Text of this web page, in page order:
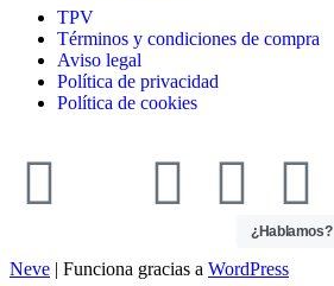
TPV
Términos y condiciones de compra
Aviso legal
Política de privacidad
Política de cookies
Neve | Funciona gracias a WordPress
¿Hablamos?